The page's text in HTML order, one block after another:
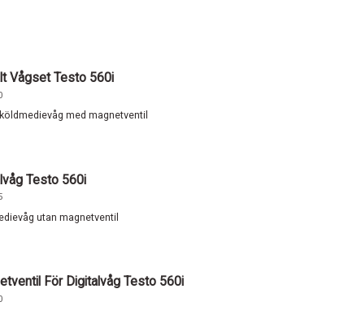
Vågset Testo 560i
med magnetventil
Testo 560i
utan magnetventil
För Digitalvåg Testo 560i